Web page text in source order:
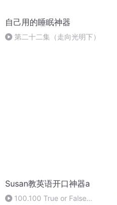
自己用的睡眠神器
第二十二集（走向光明下）
Susan教英语开口神器a
100.100 True or False